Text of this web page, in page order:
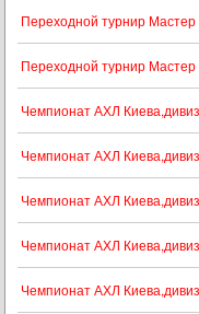
Переходной турнир Мастер
Переходной турнир Мастер
Чемпионат АХЛ
Чемпионат АХЛ
Чемпионат АХЛ
Чемпионат АХЛ
Чемпионат АХЛ